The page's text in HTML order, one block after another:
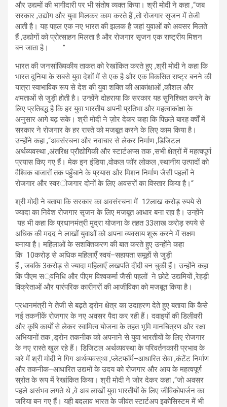
और उद्यमों की भागीदारी पर भी संतोष व्यक्त किया। श्री मोदी ने कहा,“जब
सरकार ,उद्योग और युवा मिलकर काम करते हैं,तो रोजगार सृजन में तेजी
आती है। यह पहल एक नए भारत की झलक है जहां युवाओं को अवसर मिलते
हैं,उद्योगों को प्रोत्साहन मिलता है और रोजगार सृजन एक राष्ट्रीय मिशन
बन जाता है।
”
भारत की जनसांख्यिकीय ताकत को रेखांकित करते हुए ,श्री मोदी ने कहा कि
भारत दुनिया के सबसे युवा देशों में से एक है और एक विकसित राष्ट्र बनने की
यात्रा स्वाभाविक रूप से देश की युवा शक्ति की आकांक्षाओं,कौशल और
क्षमताओं से जुड़ी होती है। उन्होंने दोहराया कि सरकार यह सुनिश्चित करने के
लिए प्रतिबद्ध है कि हर युवा भारतीय अपनी प्रतिभा और महत्वाकांक्षा के
अनुसार आगे बढ़ सके। श्री मोदी ने ज़ोर देकर कहा कि पिछले बारह वर्षों में
सरकार ने रोजगार के हर रास्ते को मजबूत करने के लिए काम किया है।
उन्होंने कहा,“अवसंरचना और नवाचार से लेकर निर्माण,डिजिटल
अर्थव्यवस्था,अंतरिक्ष प्रौद्योगिकी और स्टार्टअप्स तक,सभी क्षेत्रों में महत्वपूर्ण
प्रयास किए गए हैं। मेक इन इंडिया,वोकल फॉर लोकल ,स्थानीय उत्पादों को
वैश्विक बाजारों तक पहुँचाने के प्रयास और मिशन निर्माण जैसी पहलों ने
रोजगार और स्वरोजगार दोनों के लिए अवसरों का विस्तार किया है।“
श्री मोदी ने बताया कि सरकार का अवसंरचना में 12लाख करोड़ रुपये से
ज्यादा का निवेश रोजगार सृजन के लिए मजबूत आधार बना रहा है। उन्होंने
यह भी कहा कि प्रधानमंत्री मुद्रा योजना के तहत 33लाख करोड़ रुपये से
अधिक कीमदद ने लाखों युवाओं को अपना व्यवसाय शुरू करने में सक्षम
बनाया है। महिलाओं के सशक्तिकरण की बात करते हुए उन्होंने कहा
कि 10करोड़ से अधिक महिलाएँ स्वयं–सहायता समूहों से जुड़ी
हैं, जबकि 3करोड़ से ज्यादा महिलाएँ लखपति दीदी बन चुकी हैं। उन्होंने कहा
कि पीएम स्वनिधि और पीएम विश्वकर्मा जैसी पहलों ने छोटे उद्यमियों,रेहड़ी
विक्रेताओं और पारंपरिक कारीगरों की आजीविका को मजबूत किया है।
प्रधानमंत्री ने तेजी से बढ़ते ड्रोन क्षेत्र का उदाहरण देते हुए बताया कि कैसे
नई तकनीकें रोजगार के नए अवसर पैदा कर रही हैं। दवाइयों की डिलीवरी
और कृषि कार्यों से लेकर स्वामित्व योजना के तहत भूमि मानचित्रण और रक्षा
अभियानों तक,ड्रोन तकनीक को अपनाने से युवा भारतीयों के लिए रोजगार
के नए रास्ते खुल रहे हैं। डिजिटल अर्थव्यवस्था के परिवर्तनकारी प्रभाव के
बारे में श्री मोदी ने गिग अर्थव्यवस्था,प्लेटफॉर्म–आधारित सेवा,कंटेंट निर्माण
और तकनीक–आधारित उद्यमों के उदय को रोजगार और आय के महत्वपूर्ण
स्रोत के रूप में रेखांकित किया। श्री मोदी ने जोर देकर कहा,“जो अवसर
पहले असंभव लगते थे ,वे अब लाखों युवा भारतीयों के लिए जीविकोपार्जन का
जरिया बन गए हैं। यही बदलाव भारत के जीवंत स्टार्टअप इकोसिस्टम में भी